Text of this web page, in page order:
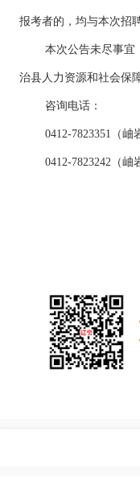
报考者的，均与本次招
本次公告未尽事宜
治县人力资源和社会保
咨询电话：
0412-7823351（岫
0412-7823242（岫